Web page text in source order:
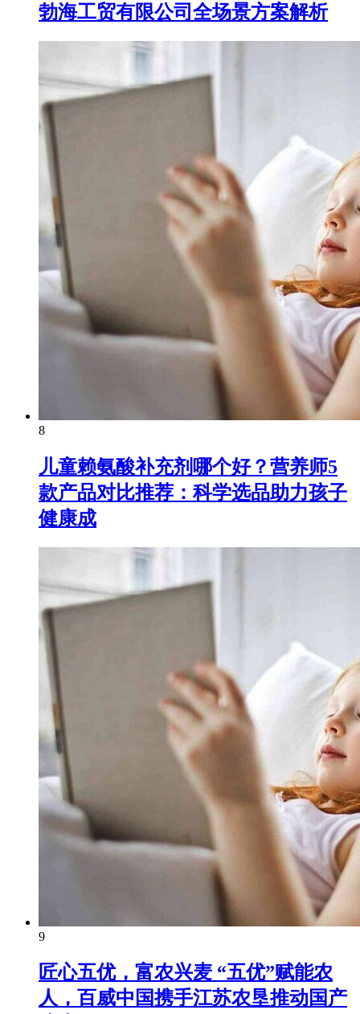
勃海工贸有限公司全场景方案解析
8
儿童赖氨酸补充剂哪个好？营养师5
款产品对比推荐：科学选品助力孩子
健康成
9
匠心五优，富农兴麦 “五优”赋能农
人，百威中国携手江苏农垦推动国产